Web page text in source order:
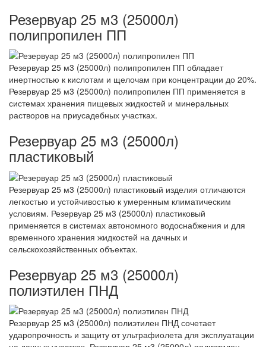
Резервуар 25 м3 (25000л)
полипропилен ПП
Резервуар 25 м3 (25000л) полипропилен ПП обладает
инертностью к кислотам и щелочам при концентрации до 20%.
Резервуар 25 м3 (25000л) полипропилен ПП применяется в
системах хранения пищевых жидкостей и минеральных
растворов на приусадебных участках.
Резервуар 25 м3 (25000л)
пластиковый
Резервуар 25 м3 (25000л) пластиковый изделия отличаются
легкостью и устойчивостью к умеренным климатическим
условиям. Резервуар 25 м3 (25000л) пластиковый
применяется в системах автономного водоснабжения и для
временного хранения жидкостей на дачных и
сельскохозяйственных объектах.
Резервуар 25 м3 (25000л)
полиэтилен ПНД
Резервуар 25 м3 (25000л) полиэтилен ПНД сочетает
ударопрочность и защиту от ультрафиолета для эксплуатации